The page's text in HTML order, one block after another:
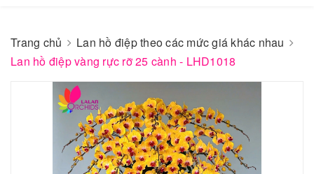
Trang chủ
Lan hồ điệp theo các mức giá khác nhau
Lan hồ điệp vàng rực rỡ 25 cành - LHD1018